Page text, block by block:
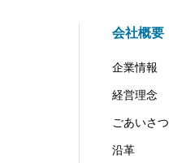
会社概要
企業情報
経営理念
ごあいさつ
沿革